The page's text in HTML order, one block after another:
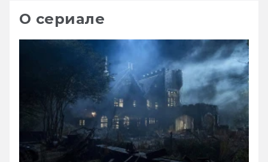
О сериале